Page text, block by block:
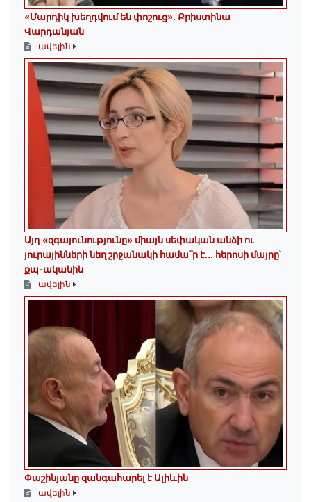
«Մարդիկ խեղդվում են փոշուց»․ Քրիստինա
Վարդանյան
ավելին
Այդ «զգայունությունը» միայն սեփական անձի ու
յուրայինների նեղ շրջանակի համա՞ր է․․․ հերոսի մայրը՝
քպ-ականին
ավելին
Փաշինյանը զանգահարել է Ալիևին
ավելին